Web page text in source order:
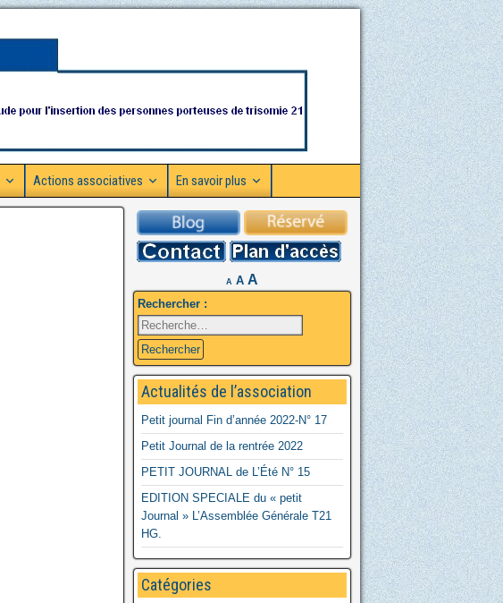
Actions associatives En savoir plus
A A A
Rechercher :
Actualités de l’association
Petit journal Fin d’année 2022-N° 17
Petit Journal de la rentrée 2022
PETIT JOURNAL de L’Été N° 15
EDITION SPECIALE du « petit
Journal » L’Assemblée Générale T21
HG.
Catégories